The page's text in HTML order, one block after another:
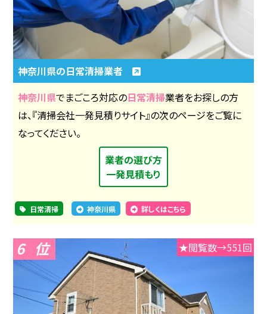
神奈川県の日常清掃業者
神奈川県でまごころ対応の日常清掃業者をお探しの方
は、『清掃会社一発見積りサイト』の次のページをご覧に
なってください。
業者の選び方
一発見積もり
日常清掃 神奈川県 詳しくはこちら
6 ★閲覧数→551回